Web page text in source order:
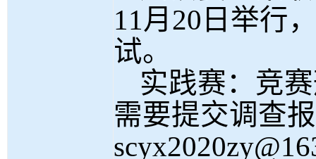
11月 20 日举行
试。
实践赛：竞
需要提交调查